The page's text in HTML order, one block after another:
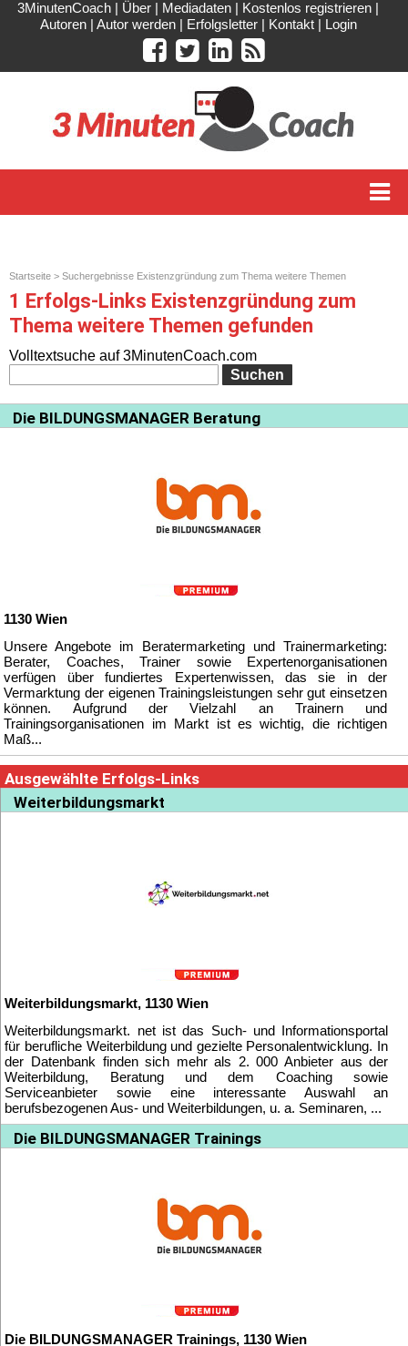
3MinutenCoach | Über | Mediadaten | Kostenlos registrieren |
Autoren| Autor werden| Erfolgsletter| Kontakt| Login
Startseite > Suchergebnisse Existenzgründung zum Thema weitere Themen
1 Erfolgs-Links Existenzgründung zum
Thema weitere Themen gefunden
Volltextsuche auf 3MinutenCoach.com
Die BILDUNGSMANAGER Beratung
1130 Wien
Unsere Angebote im Beratermarketing und Trainermarketing:
Berater, Coaches, Trainer sowie Expertenorganisationen
verfügen über fundiertes Expertenwissen, das sie in der
Vermarktung der eigenen Trainingsleistungen sehr gut einsetzen
können. Aufgrund der Vielzahl an Trainern und
Trainingsorganisationen im Markt ist es wichtig, die richtigen
Maß...